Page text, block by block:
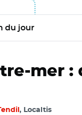
du jour
mer
, Localtis